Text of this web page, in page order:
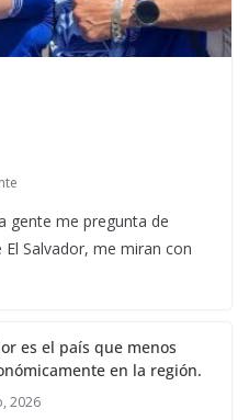
gente me pregunta de
Salvador, me miran con
es el país que menos
en la región.
2026